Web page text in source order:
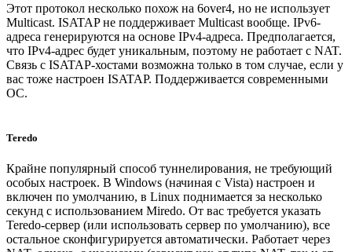
Этот протокол несколько похож на 6over4, но не использует
Multicast. ISATAP не поддерживает Multicast вообще. IPv6-
адреса генерируются на основе IPv4-адреса. Предполагается,
что IPv4-адрес будет уникальным, поэтому не работает с NAT.
Связь с ISATAP-хостами возможна только в том случае, если у
вас тоже настроен ISATAP. Поддерживается современными
ОС.
Teredo
Крайне популярный способ туннелирования, не требующий
особых настроек. В Windows (начиная с Vista) настроен и
включен по умолчанию, в Linux поднимается за несколько
секунд с использованием Miredo. От вас требуется указать
Teredo-сервер (или использовать сервер по умолчанию), все
остальное сконфигурируется автоматически. Работает через